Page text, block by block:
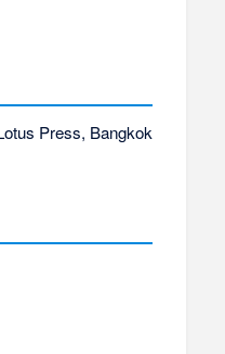
Press, Bangkok